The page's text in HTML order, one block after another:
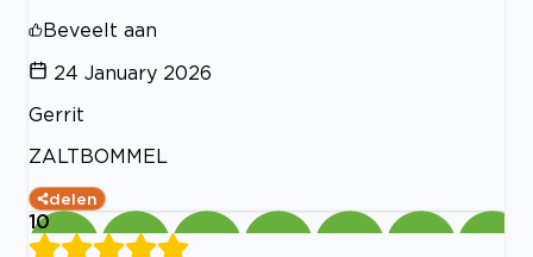
Beveelt aan
24 January 2026
Gerrit
ZALTBOMMEL
delen
10